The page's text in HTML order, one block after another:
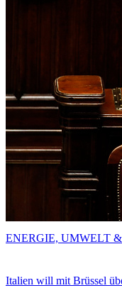
Italien will mit Brüssel
ENERGIE, UMWELT